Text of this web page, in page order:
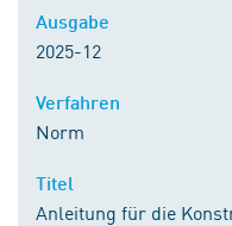
2025-12
Norm
Anleitung für die